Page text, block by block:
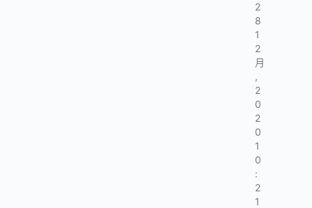
2
8
1
2
月
,
2
0
2
0
1
0
:
2
1